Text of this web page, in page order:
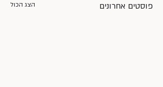
פוסטים אחרונים הצג הכול